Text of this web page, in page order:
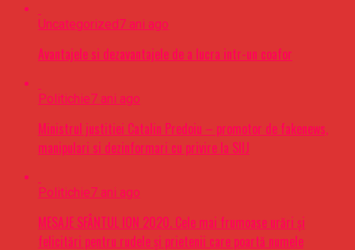
Uncategorized7 ani ago
Avantajele si dezavantajele de a lucra intr-un coafor
Politichie7 ani ago
Ministrul justitiei Catalin Predoiu – promotor de fakenews,
manipulari si dezinformari cu privire la SIIJ
Politichie7 ani ago
MESAJE SFÂNTUL ION 2020. Cele mai frumoase urări şi
felicitări pentru rudele şi prietenii care poartă numele